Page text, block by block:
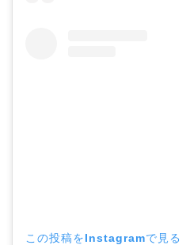
この投稿をInstagramで見る